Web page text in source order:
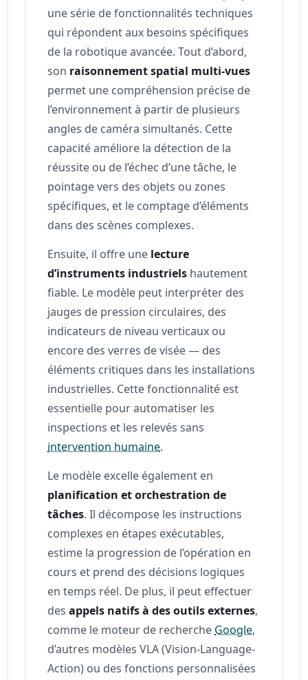
une série de fonctionnalités techniques
qui répondent aux besoins spécifiques
de la robotique avancée. Tout d’abord,
son raisonnement spatial multi-vues
permet une compréhension précise de
l’environnement à partir de plusieurs
angles de caméra simultanés. Cette
capacité améliore la détection de la
réussite ou de l’échec d’une tâche, le
pointage vers des objets ou zones
spécifiques, et le comptage d’éléments
dans des scènes complexes.
Ensuite, il offre une lecture
d’instruments industriels hautement
fiable. Le modèle peut interpréter des
jauges de pression circulaires, des
indicateurs de niveau verticaux ou
encore des verres de visée — des
éléments critiques dans les installations
industrielles. Cette fonctionnalité est
essentielle pour automatiser les
inspections et les relevés sans
intervention humaine.
Le modèle excelle également en
planification et orchestration de
tâches. Il décompose les instructions
complexes en étapes exécutables,
estime la progression de l’opération en
cours et prend des décisions logiques
en temps réel. De plus, il peut effectuer
desappels natifs à des outils externes,
comme le moteur de recherche Google,
d’autres modèles VLA (Vision-Language-
Action) ou des fonctions personnalisées